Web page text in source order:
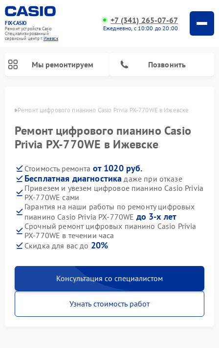
FIX-CASIO
Ремонт устройств Casio
Специализированный
cервисный центр г.Ижевск
+7 (341) 265-07-67
Ежедневно, с 10:00 до 20:00
Мы ремонтируем Позвонить
Ремонт цифрового пианино Casio Privia PX-770WE в Ижевске
Ремонт цифрового пианино Casio
Privia PX-770WE в Ижевске
Стоимость ремонта от 1020 руб.
Бесплатная диагностика даже при отказе
Привезем и увезем цифровое пианино Casio Privia
PX-770WE сами
Гарантия на наши работы по ремонту цифровых
пианино Casio Privia PX-770WE до 3-х лет
Срочный ремонт цифровых пианино Casio Privia
PX-770WE в течении часа
Скидка для вас до 20%
Консультация со специалистом
Узнать стоимость работ